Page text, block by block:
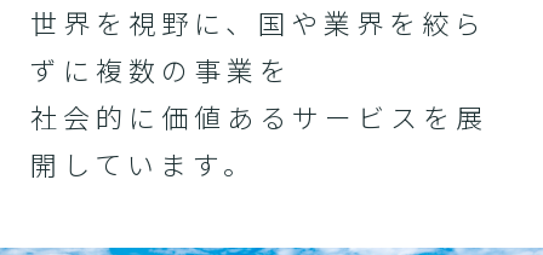
世界を視野に、国や業界を絞ら
ずに複数の事業を
社会的に価値あるサービスを展
開しています。